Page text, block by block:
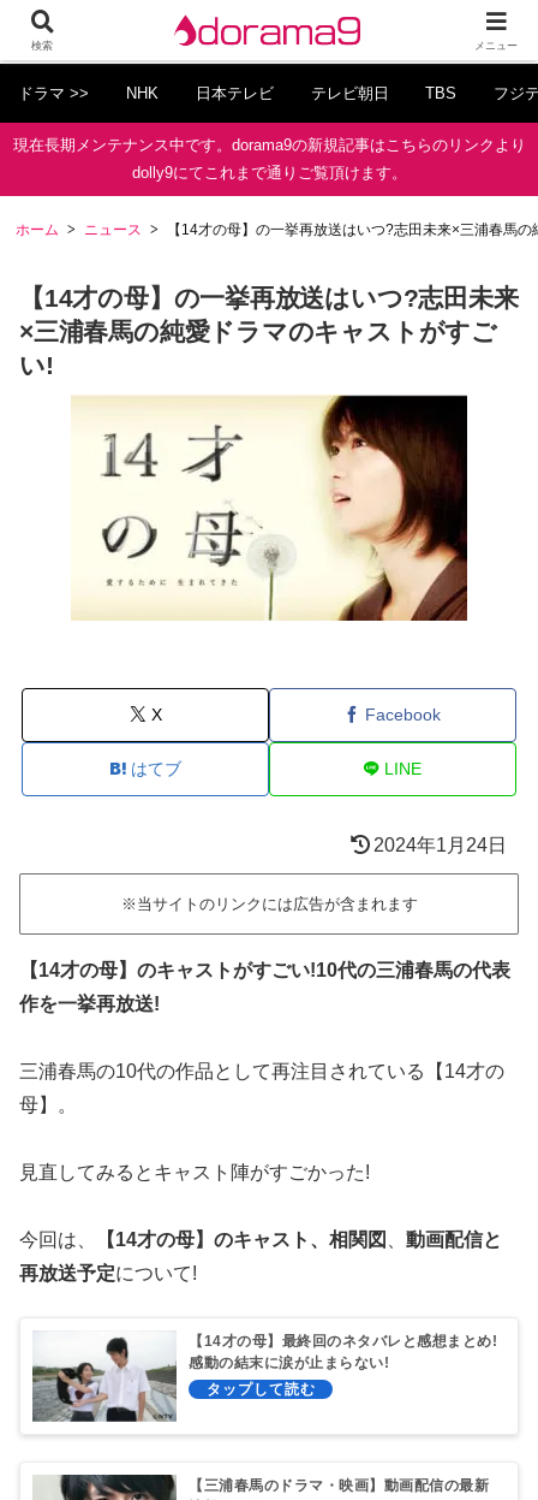
ドラマ >> NHK 日本テレビ テレビ朝日 TBS フジ
現在長期メンテナンス中です。dorama9の新規記事はこちらのリンクより
dolly9にてこれまで通りご覧頂けます。
ホーム ニュース 【14才の母】の一挙再放送はいつ?志田未来×三浦春馬
【14才の母】の一挙再放送はいつ?志田未来
×三浦春馬の純愛ドラマのキャストがすご
い!
X Facebook
はてブ LINE
2024年1月24日
※当サイトのリンクには広告が含まれます
【14才の母】のキャストがすごい!10代の三浦春馬の代表
作を一挙再放送!
三浦春馬の10代の作品として再注目されている【14才の
母】。
見直してみるとキャスト陣がすごかった!
今回は、 【14才の母】のキャスト、相関図
動画配信と
再放送予定について!
【14才の母】最終回のネタバレと感想まとめ!
感動の結末に涙が止まらない!
【三浦春馬のドラマ・映画】動画配信の最新
検索 メニュー